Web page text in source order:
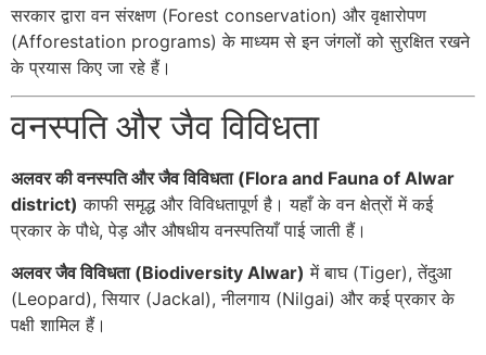
सरकार द्वारा वन संरक्षण (Forest conservation) और वृक्षारोपण
(Afforestation programs) के माध्यम से इन जंगलों को सुरक्षित रखने
के प्रयास किए जा रहे हैं।
वनस्पति और जैव विविधता
अलवर की वनस्पति और जैव विविधता (Flora and Fauna of Alwar
district) काफी समृद्ध और विविधतापूर्ण है। यहाँ के वन क्षेत्रों में कई
प्रकार के पौधे, पेड़ और औषधीय वनस्पतियाँ पाई जाती हैं।
अलवर जैव विविधता (Biodiversity Alwar) में बाघ (Tiger), तेंदुआ
(Leopard), सियार (Jackal), नीलगाय (Nilgai) और कई प्रकार के
पक्षी शामिल हैं।